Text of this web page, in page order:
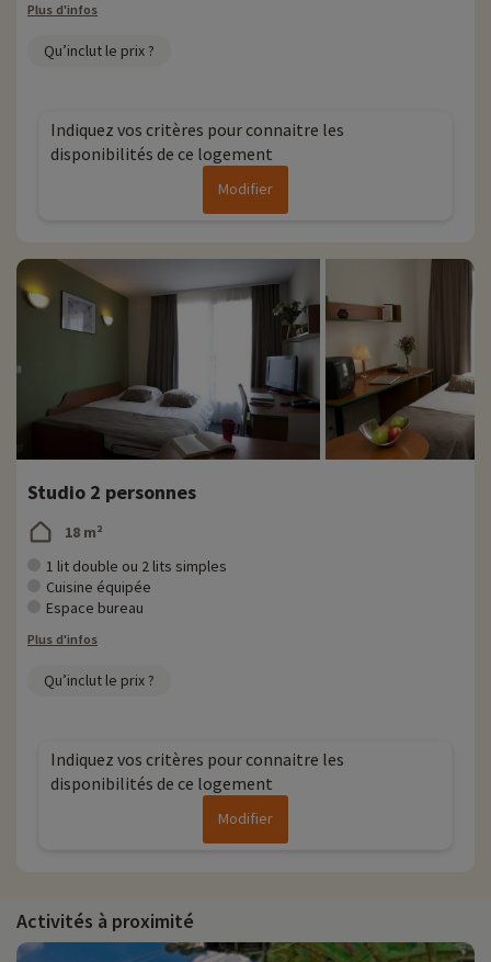
Plus d'infos
Qu’inclut le prix ?
Indiquez vos critères pour connaitre les
disponibilités de ce logement
Modifier
Studio 2 personnes
18 m²
1 lit double ou 2 lits simples
Cuisine équipée
Espace bureau
Plus d'infos
Qu’inclut le prix ?
Indiquez vos critères pour connaitre les
disponibilités de ce logement
Modifier
Activités à proximité